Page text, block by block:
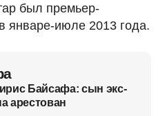
был премьер-
январе-июле 2013 года.
Байсафа: сын экс-
арестован